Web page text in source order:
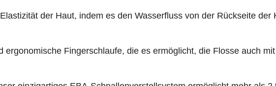
der Haut, indem es den Wasserfluss von der Rückseite der
ergonomische Fingerschlaufe, die es ermöglicht, die Flosse auch